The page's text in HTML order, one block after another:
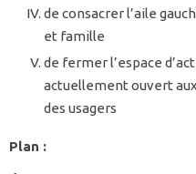
de consacrer l’aile
et famille
de fermer l’espace
actuellement ouvert
des usagers
Plan :